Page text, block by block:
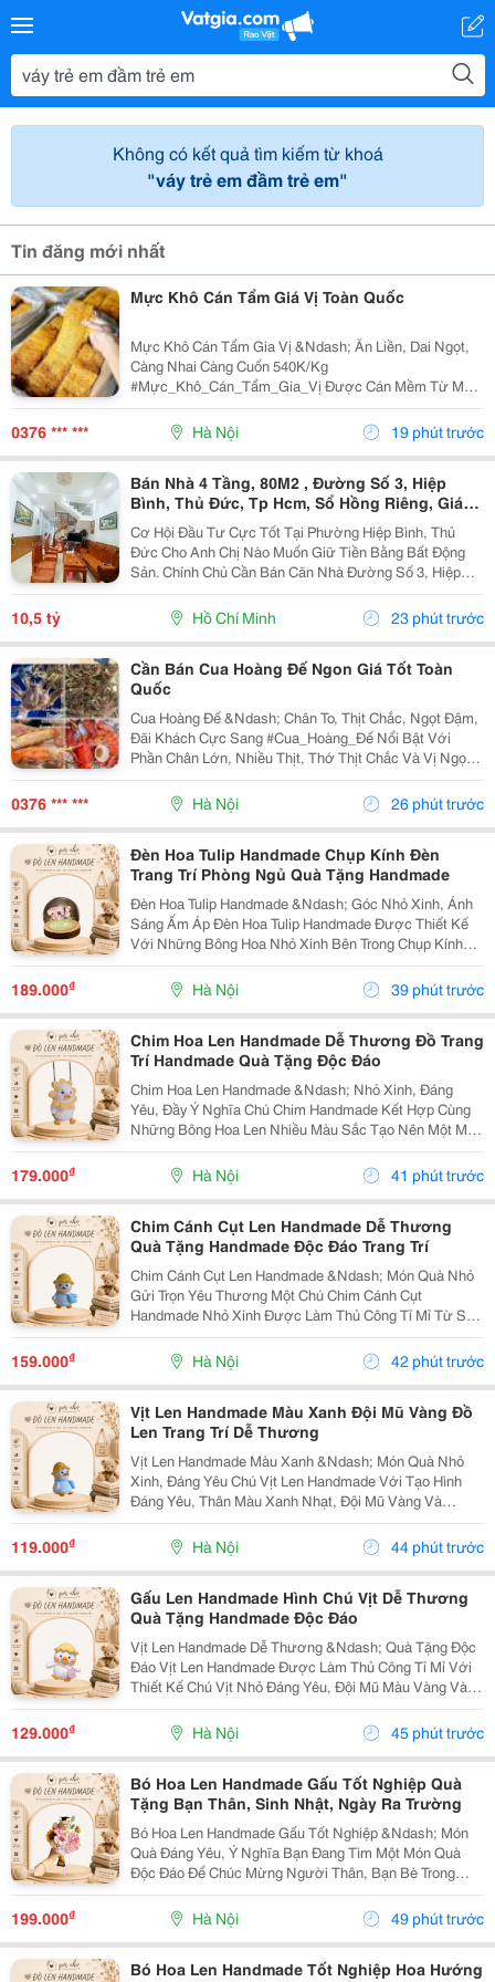
Không có kết quả tìm kiếm từ khoá
"váy trẻ em đầm trẻ em"
Tin đăng mới nhất
Mực Khô Cán Tẩm Giá Vị Toàn Quốc
Mực Khô Cán Tẩm Gia Vị &Ndash; Ăn Liền, Dai Ngọt,
Càng Nhai Càng Cuốn 540K/Kg
#Mực_Khô_Cán_Tẩm_Gia_Vị Được Cán Mềm Từ Mực
Khô Tuyển Chọn, Tẩm Gia Vị Vừa Ăn. Không Cần Chế
Biến Cầu Kỳ, Mở Ra Là Thưởng Thức Ngay. Mực Cán
Mềm, Thớ Rõ, Dai...
0376 *** *** Hà Nội 19 phút trước
Bán Nhà 4 Tầng, 80M2 , Đường Số 3, Hiệp
Bình, Thủ Đức, Tp Hcm, Sổ Hồng Riêng, Giá
10.5 Tỷ.
Cơ Hội Đầu Tư Cực Tốt Tại Phường Hiệp Bình, Thủ
Đức Cho Anh Chị Nào Muốn Giữ Tiền Bằng Bất Động
Sản. Chính Chủ Cần Bán Căn Nhà Đường Số 3, Hiệp
Bình Phước Cũ, Chỉ Vài Bước Là Ra Ql13, Sát Vạn
Phúc City, Vị Trí Rất Đẹp, Khu Vực Dân Trí Cao Và
10,5 tỷ Hồ Chí Minh 23 phút trước
Cần Bán Cua Hoàng Đế Ngon Giá Tốt Toàn
Quốc
Cua Hoàng Đế &Ndash; Chân To, Thịt Chắc, Ngọt Đậm,
Đãi Khách Cực Sang #Cua_Hoàng_Đế Nổi Bật Với
Phần Chân Lớn, Nhiều Thịt, Thớ Thịt Chắc Và Vị Ngọt
Đậm Đà. Một Lựa Chọn Cực Hợp Cho Những Bữa Tiệc
Gia Đình, Liên Hoan Hoặc Làm Quà Biếu Sang Trọng....
0376 *** *** Hà Nội 26 phút trước
Đèn Hoa Tulip Handmade Chụp Kính Đèn
Trang Trí Phòng Ngủ Quà Tặng Handmade
Đèn Hoa Tulip Handmade &Ndash; Góc Nhỏ Xinh, Ánh
Sáng Ấm Áp Đèn Hoa Tulip Handmade Được Thiết Kế
Với Những Bông Hoa Nhỏ Xinh Bên Trong Chụp Kính
Trong Suốt, Kết Hợp Ánh Sáng Lung Linh Tạo Nên
Không Gian Ấm Áp Và Lãng Mạn. ✨ Đặc Điểm Sản
Phẩm: ...
189.000₫ Hà Nội 39 phút trước
Chim Hoa Len Handmade Dễ Thương Đồ Trang
Trí Handmade Quà Tặng Độc Đáo
Chim Hoa Len Handmade &Ndash; Nhỏ Xinh, Đáng
Yêu, Đầy Ý Nghĩa Chú Chim Handmade Kết Hợp Cùng
Những Bông Hoa Len Nhiều Màu Sắc Tạo Nên Một Món
Đồ Trang Trí Vô Cùng Dễ Thương. Sản Phẩm Được Làm
Thủ Công, Phù Hợp Để Trang Trí Bàn Học, Bàn Làm
Việc,...
179.000₫ Hà Nội 41 phút trước
Chim Cánh Cụt Len Handmade Dễ Thương
Quà Tặng Handmade Độc Đáo Trang Trí
Chim Cánh Cụt Len Handmade &Ndash; Món Quà Nhỏ
Gửi Trọn Yêu Thương Một Chú Chim Cánh Cụt
Handmade Nhỏ Xinh Được Làm Thủ Công Tỉ Mỉ Từ Sợi
Len, Mang Phong Cách Đáng Yêu Và Ấm Áp. Sản Phẩm
Phù Hợp Để Trang Trí Góc Học Tập, Bàn Làm Việc,
Phòng Ngủ...
159.000₫ Hà Nội 42 phút trước
Vịt Len Handmade Màu Xanh Đội Mũ Vàng Đồ
Len Trang Trí Dễ Thương
Vịt Len Handmade Màu Xanh &Ndash; Món Quà Nhỏ
Xinh, Đáng Yêu Chú Vịt Len Handmade Với Tạo Hình
Đáng Yêu, Thân Màu Xanh Nhạt, Đội Mũ Vàng Và
Quàng Khăn Xanh. Sản Phẩm Được Làm Thủ Công Tỉ
Mỉ, Phù Hợp Để Trang Trí Hoặc Làm Món Quà Nhỏ Dành
Tặng Người...
119.000₫ Hà Nội 44 phút trước
Gấu Len Handmade Hình Chú Vịt Dễ Thương
Quà Tặng Handmade Độc Đáo
Vịt Len Handmade Dễ Thương &Ndash; Quà Tặng Độc
Đáo Vịt Len Handmade Được Làm Thủ Công Tỉ Mỉ Với
Thiết Kế Chú Vịt Nhỏ Đáng Yêu, Đội Mũ Màu Vàng Và
Kết Hợp Khăn Choàng Màu Hồng. Sản Phẩm Có Kiểu
Dáng Xinh Xắn, Phù Hợp Để Làm Quà Tặng Hoặc Trang
129.000₫ Hà Nội 45 phút trước
Bó Hoa Len Handmade Gấu Tốt Nghiệp Quà
Tặng Bạn Thân, Sinh Nhật, Ngày Ra Trường
Bó Hoa Len Handmade Gấu Tốt Nghiệp &Ndash; Món
Quà Đáng Yêu, Ý Nghĩa Bạn Đang Tìm Một Món Quà
Độc Đáo Để Chúc Mừng Người Thân, Bạn Bè Trong
Ngày Tốt Nghiệp? Bó Hoa Len Handmade Gấu Tốt
Nghiệp Là Lựa Chọn Vừa Dễ Thương, Vừa Có Thể Lưu
Giữ Lâu Dài...
199.000₫ Hà Nội 49 phút trước
Bó Hoa Len Handmade Tốt Nghiệp Hoa Hướng